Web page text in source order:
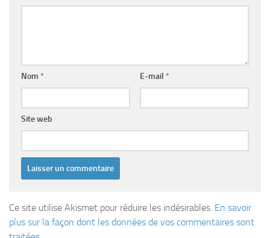
Nom * E-mail *
Site web
Ce site utilise Akismet pour réduire les indésirables. En savoir
plus sur la façon dont les données de vos commentaires sont